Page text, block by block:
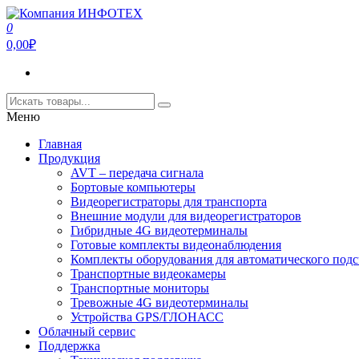
Перейти
к
содержимому
Компания ИНФОТЕХ
Компания ИНФОТЕХ занимается производством оборудования
0
0,00₽
Меню
Главная
Продукция
AVT – передача сигнала
Бортовые компьютеры
Видеорегистраторы для транспорта
Внешние модули для видеорегистраторов
Гибридные 4G видеотерминалы
Готовые комплекты видеонаблюдения
Комплекты оборудования для автоматического
Транспортные видеокамеры
Транспортные мониторы
Тревожные 4G видеотерминалы
Устройства GPS/ГЛОНАСС
Облачный сервис
Поддержка